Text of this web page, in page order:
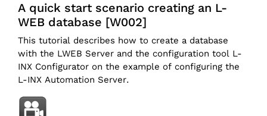
A quick start scenario creating an L-
WEB database [W002]
This tutorial describes how to create a database
with the LWEB Server and the configuration tool L-
INX Configurator on the example of configuring the
L-INX Automation Server.